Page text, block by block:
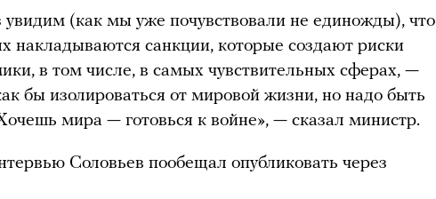
(как мы уже почувствовали не единожды), что
накладываются санкции, которые создают риски
в том числе, в самых чувствительных сферах, —
бы изолироваться от мировой жизни, но надо быть
мира — готовься к войне», — сказал министр.
Соловьев пообещал опубликовать через